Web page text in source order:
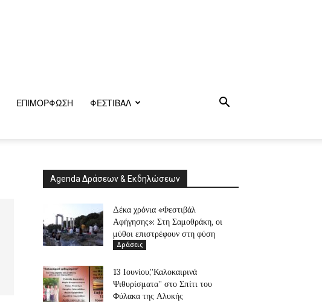
ΕΠΙΜΌΡΦΩΣΗ
ΦΕΣΤΙΒΑΛ
Agenda Δράσεων & Εκδηλώσεων
Δέκα χρόνια «Φεστιβάλ
Αφήγησης»: Στη Σαμοθράκη, οι
μύθοι επιστρέφουν στη φύση
Δράσεις
13 Ιουνίου,”Καλοκαιρινά
Ψιθυρίσματα” στο Σπίτι του
Φύλακα της Αλυκής